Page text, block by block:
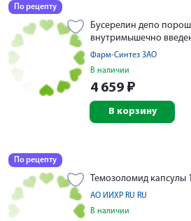
По рецепту
Бусерелин депо
внутримышечно
Фарм-Синтез ЗАО
В наличии
4 659 ₽
В корзину
По рецепту
Темозоломид капсулы
АО ИИХР RU RU
В наличии